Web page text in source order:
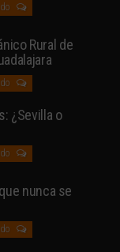
Rural de
¿Sevilla o
nunca se